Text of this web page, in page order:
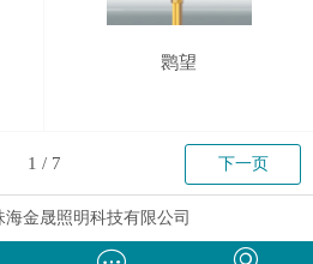
鹮望
下一页
海金晟照明科技有限公司